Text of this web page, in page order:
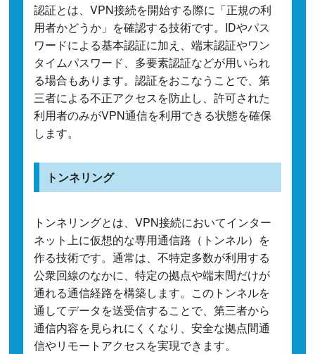
認証とは、VPN接続を開始する際に「正規の利
用者かどうか」を確認する技術です。IDやパス
ワードによる基本認証に加え、端末認証やワン
タイムパスワード、多要素認証などが用いられ
る場合もあります。認証をおこなうことで、第
三者による不正アクセスを防止し、許可された
利用者のみがVPN通信を利用できる状態を確保
します。
トンネリング
トンネリングとは、VPN接続においてインター
ネット上に仮想的な専用通信路（トンネル）を
作る技術です。通常は、不特定多数が利用する
公衆回線のなかに、特定の拠点や端末間だけが
通れる通信経路を構築します。このトンネルを
通してデータを送受信することで、第三者から
通信内容を見られにくくなり、安全な拠点間通
信やリモートアクセスを実現できます。